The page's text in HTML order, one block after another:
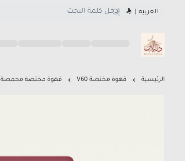
العربية
متجر دلة البن
الرئيسية قهوة مختصة V60 قهوة مختصة محمصة